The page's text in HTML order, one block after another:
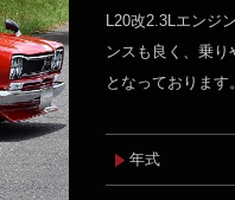
L20改2.3Lエンジ
ンスも良く、乗
となっております。
年式